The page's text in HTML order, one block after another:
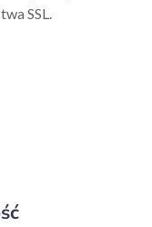
SSL.